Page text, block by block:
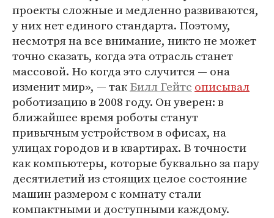
проекты сложные и медленно развиваются,
у них нет единого стандарта. Поэтому,
несмотря на все внимание, никто не может
точно сказать, когда эта отрасль станет
массовой. Но когда это случится — она
изменит мир», — такБилл Гейтс описывал
роботизацию в 2008 году. Он уверен: в
ближайшее время роботы станут
привычным устройством в офисах, на
улицах городов и в квартирах. В точности
как компьютеры, которые буквально за пару
десятилетий из стоящих целое состояние
машин размером с комнату стали
компактными и доступными каждому.